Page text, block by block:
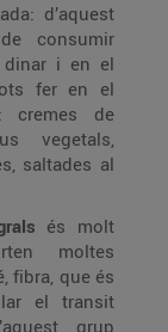
d’aquest
consumir
i en el
fer en el
cremes de
vegetals,
saltades al
és molt
moltes
fibra, que és
el transit
grup